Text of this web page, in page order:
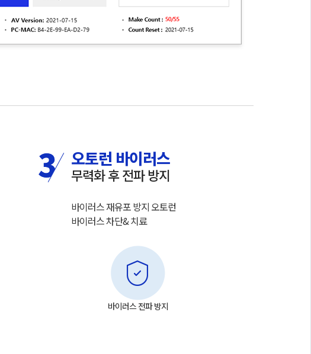
오토런 바이러스
무력화 후 전파 방지
바이러스 재유포 방지 오토런
바이러스 차단& 치료
바이러스 전파 방지